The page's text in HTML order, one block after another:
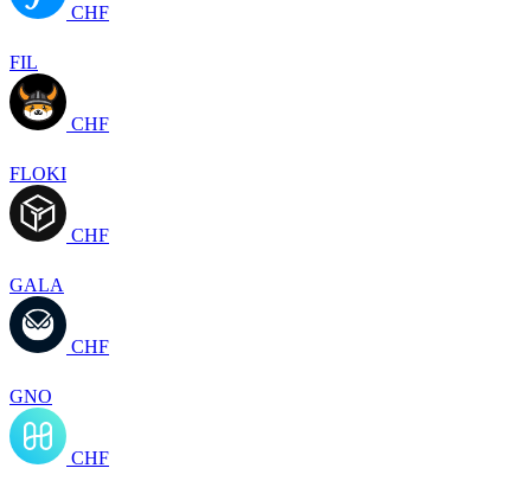
CHF
FIL
CHF
FLOKI
CHF
GALA
CHF
GNO
CHF